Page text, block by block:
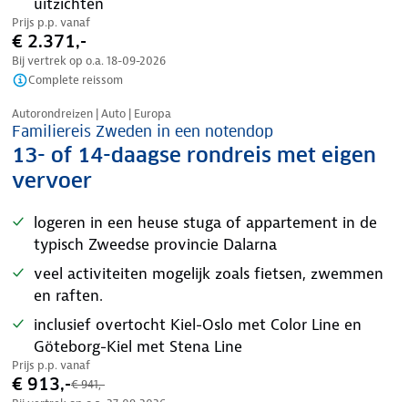
Prijs p.p. vanaf
€ 2.371,-
Bij vertrek op o.a. 18-09-2026
Complete reissom
Nazomer korting
Autorondreizen | Auto | Europa
Familiereis Zweden in een notendop
13- of 14-daagse rondreis met eigen
vervoer
logeren in een heuse stuga of appartement in de
typisch Zweedse provincie Dalarna
veel activiteiten mogelijk zoals fietsen, zwemmen
en raften.
inclusief overtocht Kiel-Oslo met Color Line en
Göteborg-Kiel met Stena Line
Prijs p.p. vanaf
€ 913,-€ 941,-